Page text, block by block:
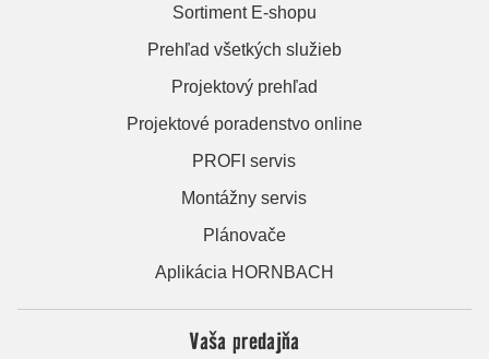
Sortiment E-shopu
Prehľad všetkých služieb
Projektový prehľad
Projektové poradenstvo online
PROFI servis
Montážny servis
Plánovače
Aplikácia HORNBACH
Vaša predajňa